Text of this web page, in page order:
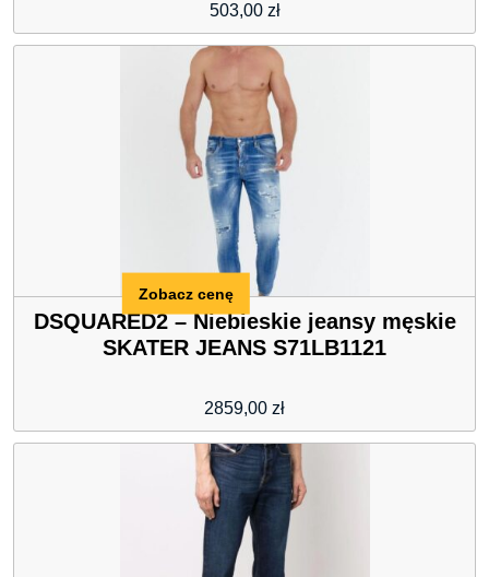
503,00 zł
DSQUARED2 – Niebieskie jeansy męskie
SKATER JEANS S71LB1121
2859,00 zł
Zobacz cenę